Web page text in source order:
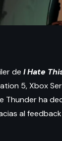
de I Hate
5, Xbox
Thunder ha
al